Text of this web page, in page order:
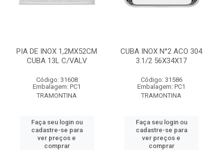
PIA DE INOX 1,2MX52CM
CUBA 13L C/VALV
Código: 31608
Embalagem: PC1
TRAMONTINA
Faça seu login ou
cadastre-se para
ver preços e
comprar
CUBA INOX N°2 ACO 304
3.1/2 56X34X17
Código: 31586
Embalagem: PC1
TRAMONTINA
Faça seu login ou
cadastre-se para
ver preços e
comprar